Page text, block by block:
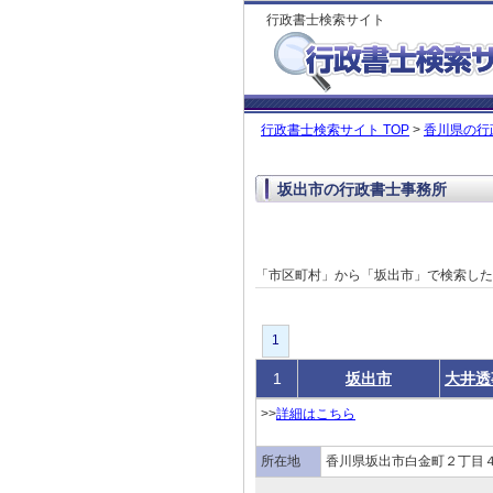
行政書士検索サイト
行政書士検索サイト TOP > 香川県の行
坂出市の行政書士事務所
「市区町村」から「坂出市」で検索し
1
1 坂出市 大井
>>詳細はこちら
所在地 香川県坂出市白金町２丁目